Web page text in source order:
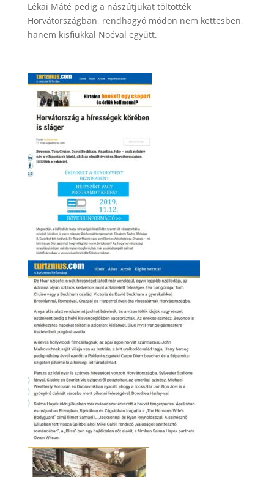
Lékai Máté pedig a nászútjukat töltötték
Horvátországban, rendhagyó módon nem kettesben,
hanem kisfiukkal Noéval együtt.